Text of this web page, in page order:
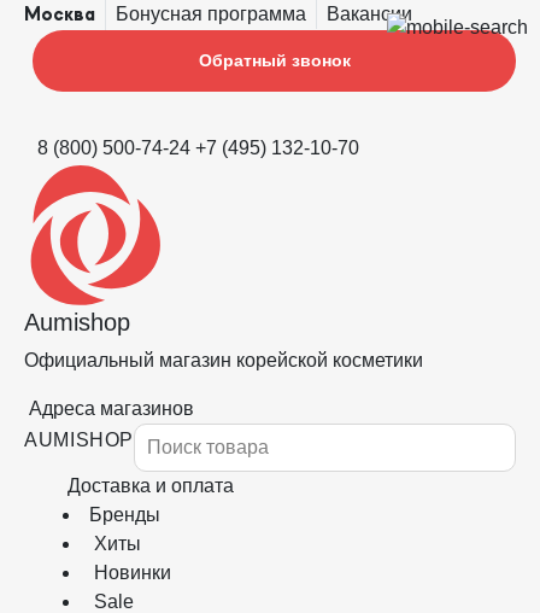
Москва Бонусная программа Вакансии
Обратный звонок
8 (800) 500-74-24 +7 (495) 132-10-70
Aumishop
Официальный магазин корейской косметики
Адреса магазинов
AUMISHOP
Доставка и оплата
Бренды
Хиты
Новинки
Sale